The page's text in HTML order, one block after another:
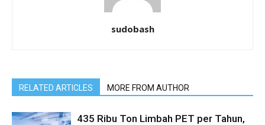
sudobash
RELATED ARTICLES MORE FROM AUTHOR
435 Ribu Ton Limbah PET per Tahun,